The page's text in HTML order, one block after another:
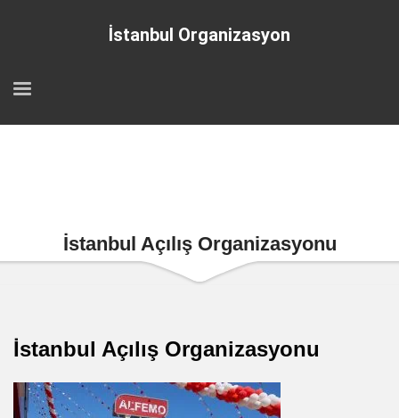
İstanbul Organizasyon
İstanbul Açılış Organizasyonu
İstanbul Açılış Organizasyonu